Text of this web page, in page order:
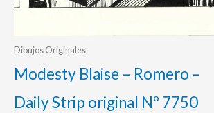
Dibujos Originales
Modesty Blaise – Romero –
Daily Strip original Nº 7750